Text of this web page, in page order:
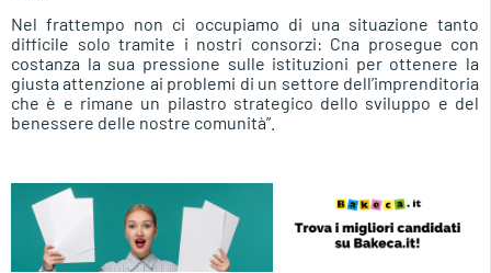
Nel frattempo non ci occupiamo di una situazione tanto
difficile solo tramite i nostri consorzi: Cna prosegue con
costanza la sua pressione sulle istituzioni per ottenere la
giusta attenzione ai problemi di un settore dell’imprenditoria
che è e rimane un pilastro strategico dello sviluppo e del
benessere delle nostre comunità”.